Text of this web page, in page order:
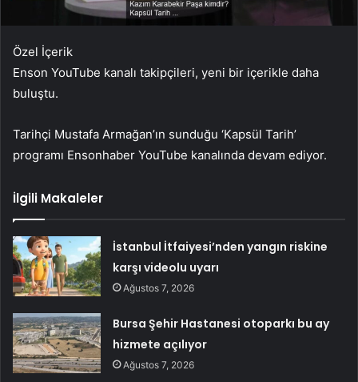
Özel İçerik
Enson YouTube kanalı takipçileri, yeni bir içerikle daha
buluştu.
Tarihçi Mustafa Armağan’ın sunduğu ‘Kapsül Tarih’
programı Ensonhaber YouTube kanalında devam ediyor.
İlgili Makaleler
İstanbul İtfaiyesi’nden yangın riskine
karşı videolu uyarı
Ağustos 7, 2026
Bursa Şehir Hastanesi otoparkı bu ay
hizmete açılıyor
Ağustos 7, 2026